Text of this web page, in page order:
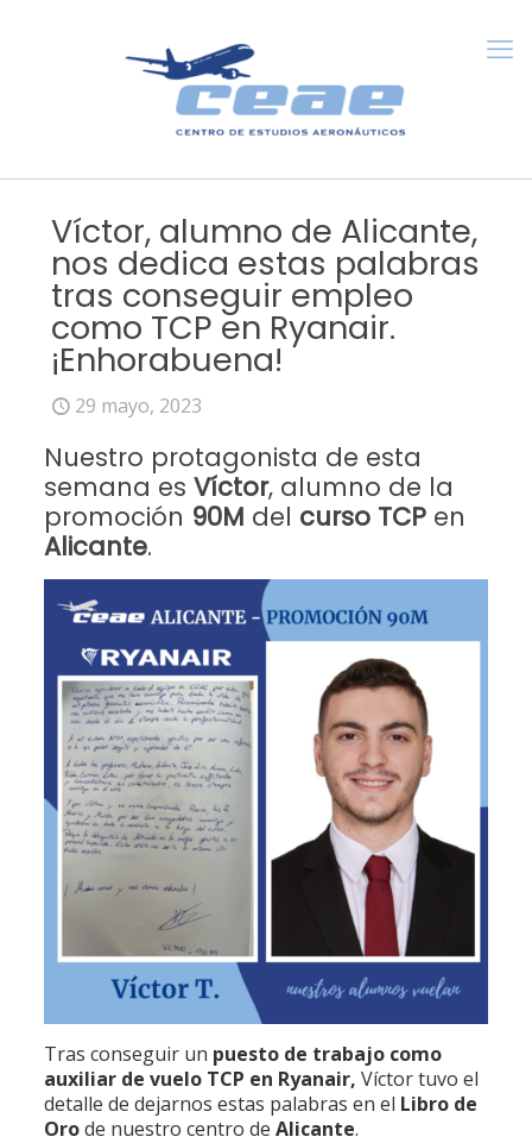
Víctor, alumno de Alicante,
nos dedica estas palabras
tras conseguir empleo
como TCP en Ryanair.
¡Enhorabuena!
29 mayo, 2023
Nuestro protagonista de esta
semana es Víctor, alumno de la
promoción 90M del curso TCP en
Alicante.
Tras conseguir un puesto de trabajo como
auxiliar de vuelo TCP en Ryanair, Víctor tuvo el
detalle de dejarnos estas palabras en el Libro de
Orode nuestro centro de Alicante.